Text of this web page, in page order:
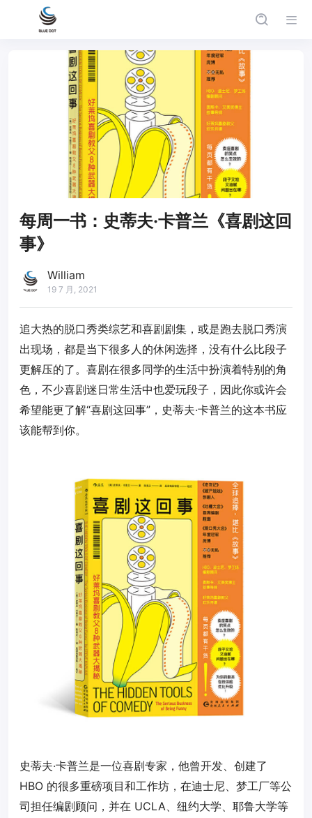
每周一书：史蒂夫·卡普兰《喜剧这回
事》
William
19 7 月, 2021
追大热的脱口秀类综艺和喜剧剧集，或是跑去脱口秀演
出现场，都是当下很多人的休闲选择，没有什么比段子
更解压的了。喜剧在很多同学的生活中扮演着特别的角
色，不少喜剧迷日常生活中也爱玩段子，因此你或许会
希望能更了解“喜剧这回事”，史蒂夫·卡普兰的这本书应
该能帮到你。
史蒂夫·卡普兰是一位喜剧专家，他曾开发、创建了
HBO 的很多重磅项目和工作坊，在迪士尼、梦工厂等公
司担任编剧顾问，并在 UCLA、纽约大学、耶鲁大学等